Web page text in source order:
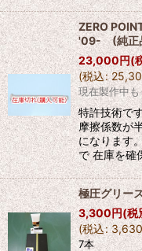
ZERO
'09- (純正
23,000円(
(税込:
現在製作中
特許技術で
摩擦係数が
になります
で 在庫を確
極圧グリ
3,300円(税
(税込: 3,630
7本